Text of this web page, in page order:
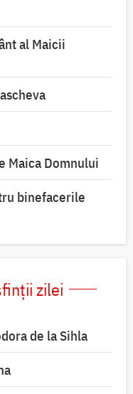
al Maicii
Maica Domnului
binefacerile
zilei
de la Sihla